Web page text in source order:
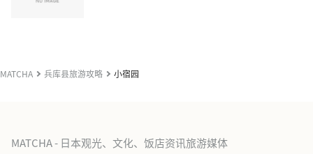
MATCHA 兵库县旅游攻略 小宿园
MATCHA - 日本观光、文化、饭店资讯旅游媒体